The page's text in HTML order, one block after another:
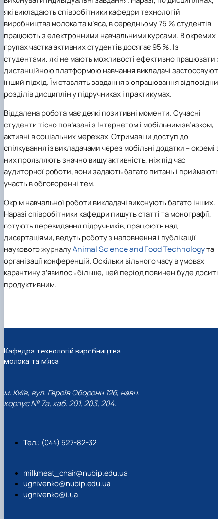
які викладають співробітники кафедри технологій
виробництва молока та м’яса, в середньому 75 % студентів
працюють з електронними навчальними курсами. В окремих
групах частка активних студентів досягає 95 %. Із
студентами, які не мають можливості ефективно працювати
дистанційною платформою навчання викладачі
інший підхід. Їм ставлять завдання з опрацювання
розділів дисциплін у підручниках і практикумах.
Віддалена робота має деякі позитивні моменти. Сучасні
студенти тісно пов’язані з Інтернетом і мобільним зв’язком,
активні в соціальних мережах. Отримавши доступ до
спілкування із викладачами через мобільні додатки – окремі
них проявляють значно вищу активність, ніж під час
аудиторної роботи, вони задають багато питань і
участь в обговоренні тем.
Окрім навчальної роботи викладачі виконують багато інших.
Наразі співробітники кафедри пишуть статті та монографії,
готують перевидання підручників, працюють над
дисертаціями, ведуть роботу з наповнення і публікації
наукового журналуAnimal Science and Food Technologyта
організації конференцій. Оскільки вільного часу в умовах
карантину з’явилось більше, цей період повинен буде
продуктивним.
Кафедра технологій виробництва
молока та м’яса
м. Київ, вул. Героїв Оборони 12б, навч.
корпус № 7а, каб. 201, 203, 204.
Тел.: (044) 527-82-32
milkmeat_chair@nubip.edu.ua
ugnivenko@nubip.edu.ua
ugnivenko@i.ua